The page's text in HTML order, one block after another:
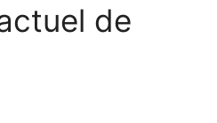
de